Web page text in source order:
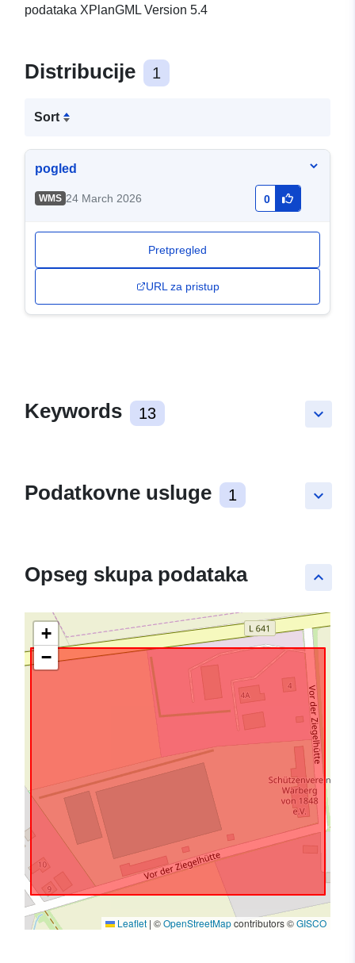
podataka XPlanGML Version 5.4
Distribucije 1
Sort
pogled
WMS 24 March 2026 0
Pretpregled
URL za pristup
keyboard_arrow_down
Keywords 13
keyboard_arrow_down
Podatkovne usluge 1
keyboard_arrow_up
Opseg skupa podataka
+
−
Leaflet | ©OpenStreetMapcontributors ©GISCO